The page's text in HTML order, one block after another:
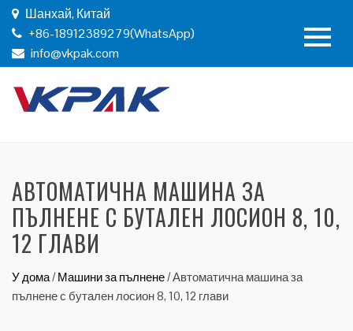
Шанхай, Китай
+86-18912389279(WhatsApp)
info@vkpak.com
АВТОМАТИЧНА МАШИНА ЗА
ПЪЛНЕНЕ С БУТАЛЕН ЛОСИОН 8, 10,
12 ГЛАВИ
У дома/Машини за пълнене/Автоматична машина за
пълнене с бутален лосион 8, 10, 12 глави